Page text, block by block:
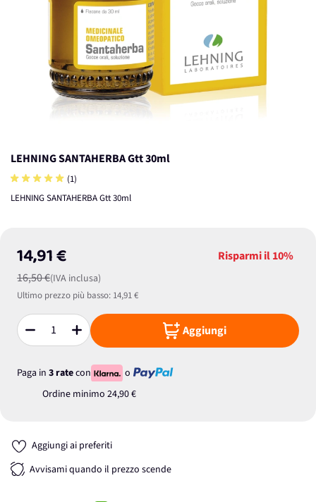
LEHNING SANTAHERBA Gtt 30ml
(1)
LEHNING SANTAHERBA Gtt 30ml
14,91 €
16,50 €(IVA inclusa)
Risparmi il10%
Ultimo prezzo più basso: 14,91 €
Quantità Aggiungi
Paga in 3 ratecon
o
Ordine minimo 24,90 €
Aggiungi ai preferiti
Avvisami quando il prezzo scende